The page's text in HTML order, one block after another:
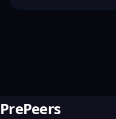
PrePeers